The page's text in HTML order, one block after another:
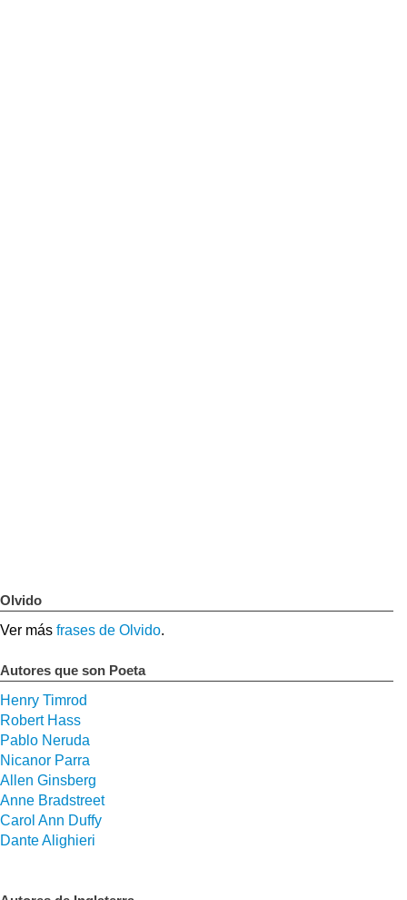
Olvido
Ver más frases de Olvido.
Autores que son Poeta
Henry Timrod
Robert Hass
Pablo Neruda
Nicanor Parra
Allen Ginsberg
Anne Bradstreet
Carol Ann Duffy
Dante Alighieri